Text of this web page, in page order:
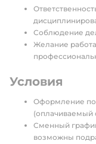
Соблюдение
Желание
Условия
Оформление по
(оплачиваемый
Сменный
возможны